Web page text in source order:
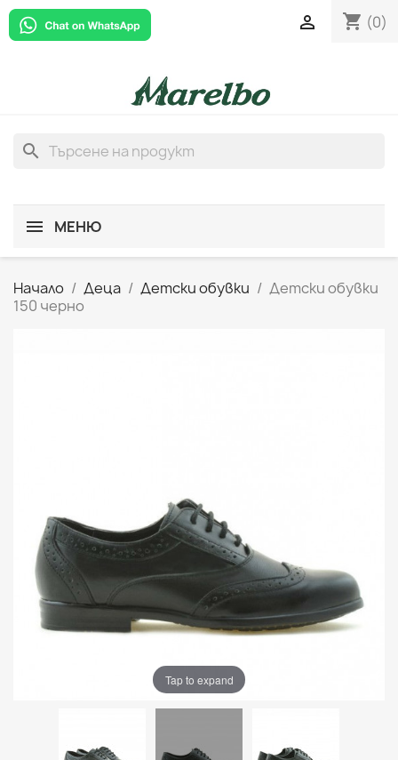
shopping_cart (0)

search
МЕНЮ
Начало Деца Детски обувки
Детски обувки
150 черно
Tap to expand